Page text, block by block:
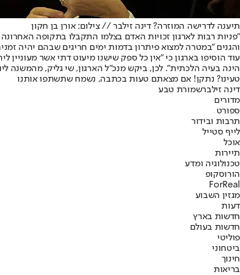
תיענה לדרישה המוזרה? דינה זילבר // צילום: אורן בן חקון
"פניות רבות לארגון זכויות האדם בצלמו התקבלו בתקופה
והגנים "במטרה למצוא פיתרון בדמות ימים חריגים שבהם יהיה
עוד הוסיפו בארגון כי "אין כל ספק שישנו מיעוט דתי אשר
הינה בעיה הלכתית". לכן, ביקש מנכ"ל הארגון, שי גליק, מהמשנה
טעינו? נתקן! אם מצאתם טעות בכתבה, נשמח שתשתפו אותנו
דינה זילברשמורת טבע
מדורים
ספורט
תרבות ובידור
לייף סטייל
אוכל
תיירות
טכנולוגיה ומדע
הורוסקופ
ForReal
מגזין השבוע
דעות
חדשות בארץ
חדשות בעולם
פוליטי
ביטחוני
חינוך
בריאות